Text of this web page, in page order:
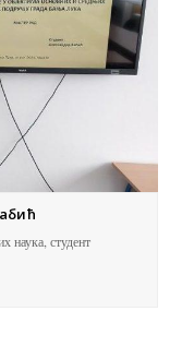
наука, студент